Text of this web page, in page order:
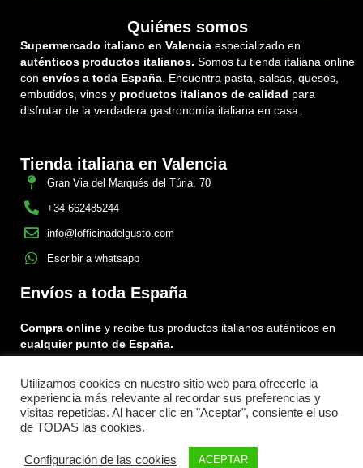
Quiénes somos
Supermercado italiano en Valencia especializado en
auténticos productos italianos. Somos tu tienda italiana online
con envíos a toda España. Encuentra pasta, salsas, quesos,
embutidos, vinos y productos italianos de calidad para
disfrutar de la verdadera gastronomía italiana en casa.
Tienda italiana en Valencia
Gran Via del Marqués del Túria, 70
+34 662485244
info@lofficinadelgusto.com
Escribir a whatsapp
Envíos a toda España
Compra online y recibe tus productos italianos auténticos en
cualquier punto de España.
Encuéntranos en:
FacebookInstagram
Tiktok
Menu
Utilizamos cookies en nuestro sitio web para ofrecerle la
experiencia más relevante al recordar sus preferencias y
visitas repetidas. Al hacer clic en "Aceptar", consiente el uso
de TODAS las cookies.
Configuración de las cookies ACEPTAR